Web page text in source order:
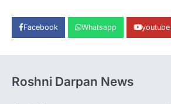
Facebook Whatsapp youtube
Roshni Darpan News